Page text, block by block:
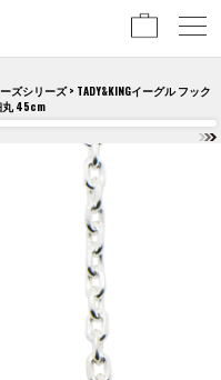
ーズシリーズ> TADY&KINGイーグル フック
丸 45cm